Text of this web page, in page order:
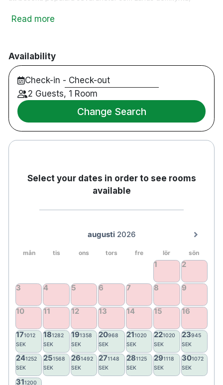
room_serviceHandduk bed Påslakan
bed
äventyrsbad.
Spa finns tillgängligt för en extra kostade, pris från
295kr/vuxen. Boka via receptionen.
Dubbelrum
Badrum med dusch
Skrivbord
Vattenkokare
Rumsservice - begränsad tider
vistelse, 250 sek.Måste förbokas med
Handikappanpassade rum finns
ankomst.
Husdjur tillåtna. Måste förbokas med hotellet
innan ankomst och kostar 200 sek per natt.
Boka parkering i förväg för att säkra din
Read more
Availability
Check-in - Check-out
2 Guests, 1 Room
Change Search
Select your dates in order to see rooms
available